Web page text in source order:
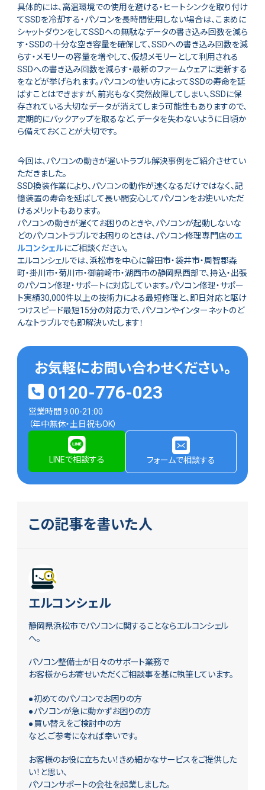
具体的には、高温環境での使用を避ける・ヒートシンクを取り付け
てSSDを冷却する・パソコンを長時間使用しない場合は、こまめに
シャットダウンをしてSSDへの無駄なデータの書き込み回数を減ら
す・SSDの十分な空き容量を確保して、SSDへの書き込み回数を減
らす・メモリーの容量を増やして、仮想メモリーとして利用される
SSDへの書き込み回数を減らす・最新のファームウェアに更新する
をなどが挙げられます。パソコンの使い方によってSSDの寿命を延
ばすことはできますが、前兆もなく突然故障してしまい、SSDに保
存されている大切なデータが消えてしまう可能性もありますので、
定期的にバックアップを取るなど、データを失わないように日頃か
ら備えておくことが大切です。
今回は、パソコンの動きが遅いトラブル解決事例をご紹介させてい
ただきました。
SSD換装作業により、パソコンの動作が速くなるだけではなく、記
憶装置の寿命を延ばして長い間安心してパソコンをお使いいただ
けるメリットもあります。
パソコンの動きが遅くてお困りのときや、パソコンが起動しないな
どのパソコントラブルでお困りのときは、パソコン修理専門店のエ
ルコンシェルにご相談ください。
エルコンシェルでは、浜松市を中心に磐田市・袋井市・周智郡森
町・掛川市・菊川市・御前崎市・湖西市の静岡県西部で、持込・出張
のパソコン修理・サポートに対応しています。パソコン修理・サポー
ト実績30,000件以上の技術力による最短修理と、即日対応と駆け
つけスピード最短15分の対応力で、パソコンやインターネットのど
んなトラブルでも即解決いたします！
お気軽にお問い合わせください。
0120-776-023
営業時間 9:00-21:00
（年中無休・土日祝もOK）
LINEで相談する フォームで相談する
この記事を書いた人
エルコンシェル
静岡県浜松市でパソコンに関することならエルコンシェル
へ。
パソコン整備士が日々のサポート業務で
お客様からお寄せいただくご相談事を基に執筆しています。
●初めてのパソコンでお困りの方
●パソコンが急に動かずお困りの方
●買い替えをご検討中の方
など、ご参考になれば幸いです。
お客様のお役に立ちたい！きめ細かなサービスをご提供した
い！と思い、
パソコンサポートの会社を起業しました。